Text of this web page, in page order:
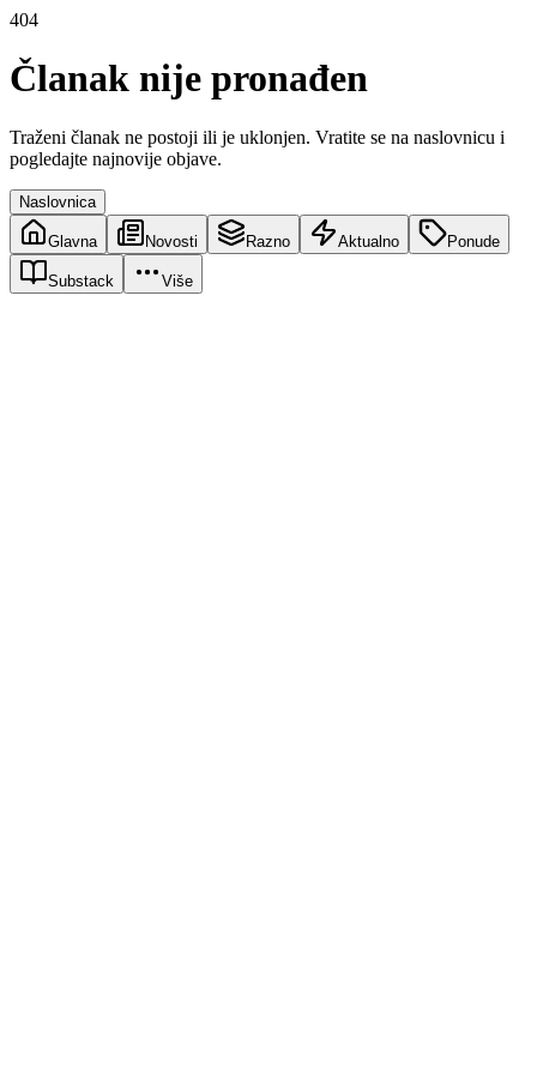
404
Članak nije pronađen
Traženi članak ne postoji ili je uklonjen. Vratite se na naslovnicu i
pogledajte najnovije objave.
Naslovnica
Glavna Novosti Razno Aktualno Ponude
Substack Više